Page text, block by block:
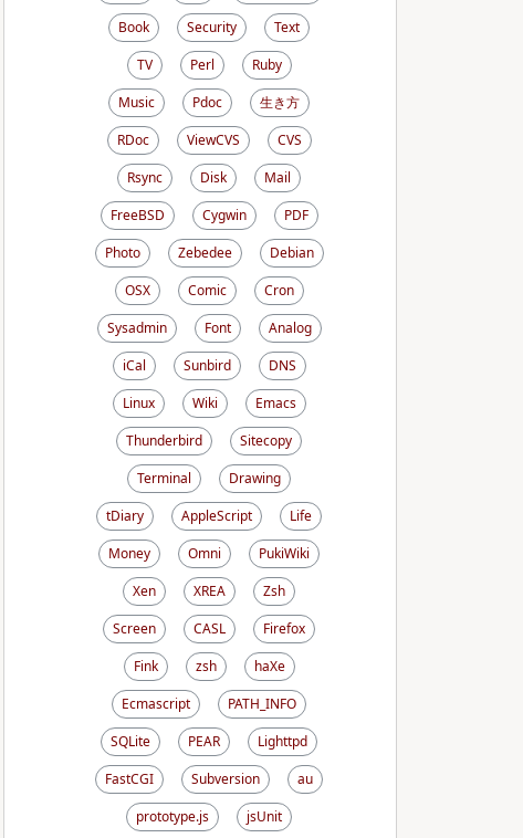
Book
Security
Text
TV
Perl
Ruby
Music
Pdoc
生き方
RDoc
ViewCVS
CVS
Rsync
Disk
Mail
FreeBSD
Cygwin
PDF
Photo
Zebedee
Debian
OSX
Comic
Cron
Sysadmin
Font
Analog
iCal
Sunbird
DNS
Linux
Wiki
Emacs
Thunderbird
Sitecopy
Terminal
Drawing
tDiary
AppleScript
Life
Money
Omni
PukiWiki
Xen
XREA
Zsh
Screen
CASL
Firefox
Fink
zsh
haXe
Ecmascript
PATH_INFO
SQLite
PEAR
Lighttpd
FastCGI
Subversion
au
prototype.js
jsUnit